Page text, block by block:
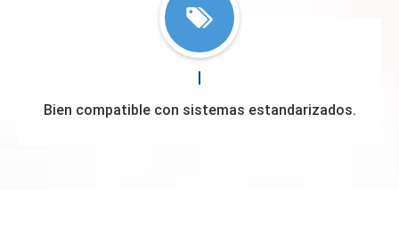
Bien compatible con sistemas estandarizados.